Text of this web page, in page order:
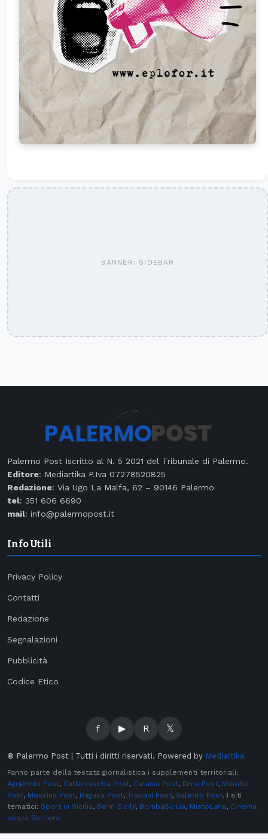
BANNER: SIDEBAR
Palermo Post Iscritto al N. 5 2021 del Tribunale di Palermo.
Editore: Mediartika P.Iva 07278520825
Redazione: Via Ugo La Malfa, 62 – 90146 Palermo
tel: 351 606 6690
mail: info@palermopost.it
Info Utili
Privacy Policy
Contatti
Redazione
Segnalazioni
Pubblicità
Codice Etico
f ▶ R 𝕏
© Palermo Post | Tutti i diritti riservati. Powered by Mediartika
Fanno parte della testata giornalistica i supplementi territoriali:
Agrigento Post, Caltanissetta Post, Catania Post, Enna Post, Meridio
Post, Messina Post, Ragusa Post, Trapani Post, Salento Post. I siti
tematici: Sport in Sicilia, Be In Sicily, BombaSicilia, MistoLana, Cinema
senza Barriere